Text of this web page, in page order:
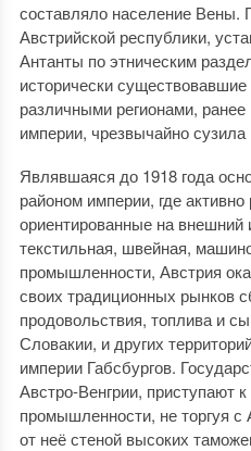
составляло население Вены.
Австрийской республики,
Антанты по этническим
исторически
различными регионами,
империи, чрезвычайно
Являвшаяся до 1918 года
районом империи, где
ориентированные на внешний
текстильная, швейная,
промышленности, Австрия
своих традиционных рынков
продовольствия, топлива и
Словакии, и других
империи Габсбургов.
Австро-Венгрии, приступают
промышленности, не торгуя с
от неё стеной высоких